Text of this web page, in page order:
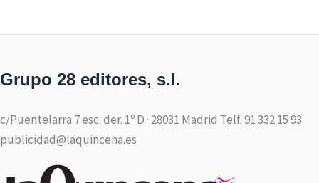
Grupo 28 editores, s.l.
c/Puentelarra 7 esc. der. 1º D · 28031 Madrid Telf. 91 332 15 93
publicidad@laquincena.es